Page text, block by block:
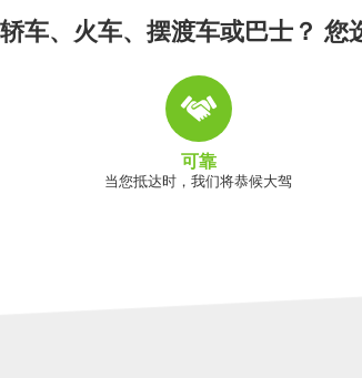
轿车、火车、摆渡车或巴士？ 您
可靠
当您抵达时，我们将恭候大驾